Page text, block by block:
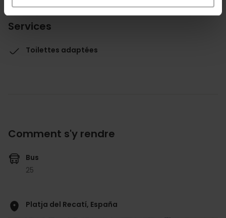
Services
Toilettes adaptées
Comment s'y rendre
Bus
25
Platja del Recatí, España